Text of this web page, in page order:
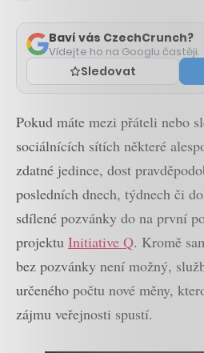
Baví vás CzechCrunch?
Vídejte ho na Googlu častěji.
Sledovat
Pokud máte mezi přáteli nebo
sociálnících sítích některé
zdatné jedince, dost
posledních dnech, týdnech či
sdílené pozvánky do na první
projektu Initiative Q. Kromě
bez pozvánky není možný,
určeného počtu nové měny,
zájmu veřejnosti spustí.